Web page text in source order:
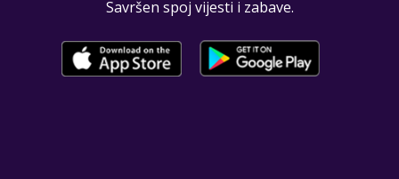
Savršen spoj vijesti i zabave.